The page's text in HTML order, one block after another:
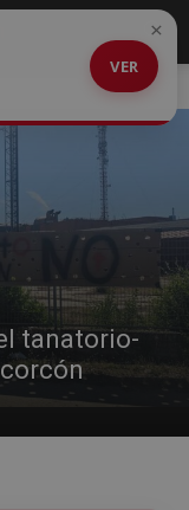
tanatorio-
VER
×